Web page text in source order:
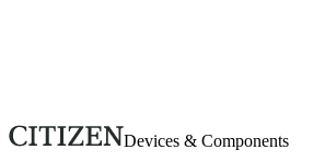
联系我们 Devices & Components